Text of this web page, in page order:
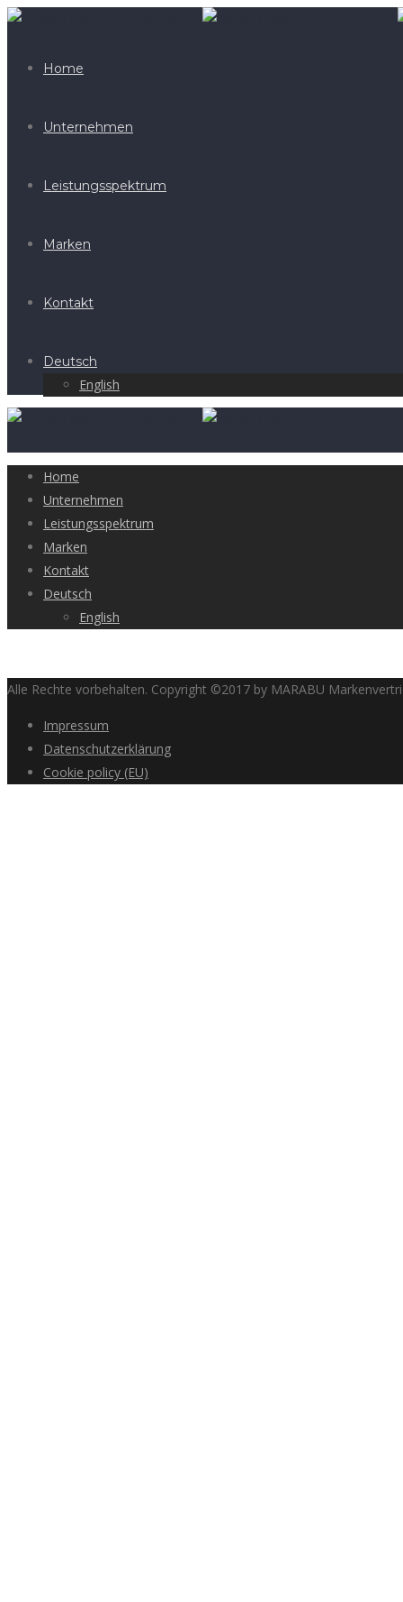
Home
Unternehmen
Leistungsspektrum
Marken
Kontakt
Deutsch
English
Home
Unternehmen
Leistungsspektrum
Marken
Kontakt
Deutsch
English
Alle Rechte vorbehalten. Copyright ©2017 by MARABU
Impressum
Datenschutzerklärung
Cookie policy (EU)